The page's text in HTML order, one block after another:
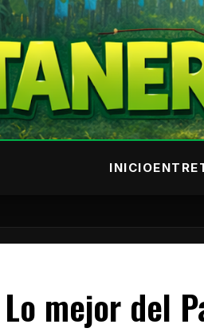
INICIO
Lo mejor del